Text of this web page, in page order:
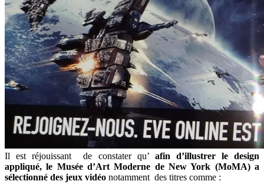
Il est réjouissant de constater qu’ afin d’illustrer le design
appliqué, le Musée d’Art Moderne de New York (MoMA) a
sélectionné des jeux vidéo notamment des titres comme :